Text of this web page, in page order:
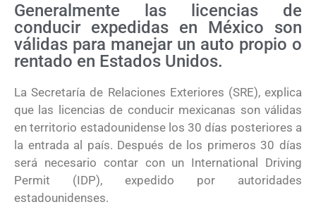
Generalmente las licencias de
conducir expedidas en México son
válidas para manejar un auto propio o
rentado en Estados Unidos.
La Secretaría de Relaciones Exteriores (SRE), explica
que las licencias de conducir mexicanas son válidas
en territorio estadounidense los 30 días posteriores a
la entrada al país. Después de los primeros 30 días
será necesario contar con un International Driving
Permit (IDP), expedido por autoridades
estadounidenses.